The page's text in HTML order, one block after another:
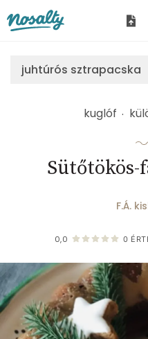
juhtúrós sztrapacska
kuglóf
F.Á.
0,0 0